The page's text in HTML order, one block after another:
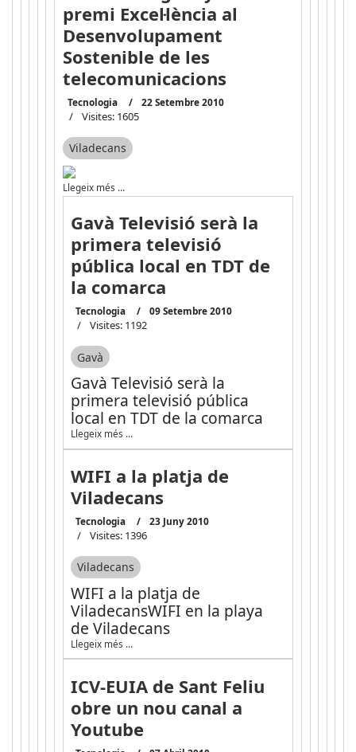
premi Excel·lència al
Desenvolupament
Sostenible de les
telecomunicacions
Tecnologia 22 Setembre 2010
Visites: 1605
Viladecans
Llegeix més …
Gavà Televisió serà la
primera televisió
pública local en TDT de
la comarca
Tecnologia 09 Setembre 2010
Visites: 1192
Gavà
Gavà Televisió serà la
primera televisió pública
local en TDT de la comarca
Llegeix més …
WIFI a la platja de
Viladecans
Tecnologia 23 Juny 2010
Visites: 1396
Viladecans
WIFI a la platja de
ViladecansWIFI en la playa
de Viladecans
Llegeix més …
ICV-EUIA de Sant Feliu
obre un nou canal a
Youtube